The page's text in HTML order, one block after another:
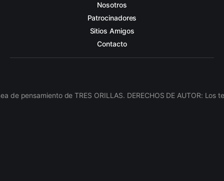
Nosotros
Patrocinadores
Sitios Amigos
Contacto
pensamiento de TRES ORILLAS. DERECHOS DE